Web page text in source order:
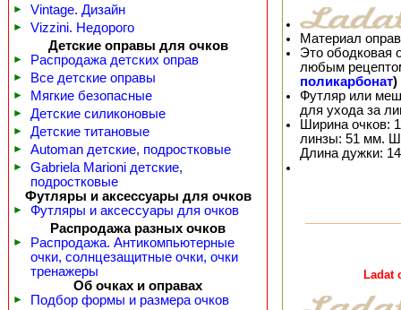
► Vintage. Дизайн
►
Vizzini. Недорого
Детские оправы для очков
► Распродажа детских оправ
► Все детские оправы
► Мягкие безопасные
► Детские силиконовые
► Детские титановые
► Automan детские, подростковые
►
Gabriela Marioni детские,
подростковые
Футляры и аксессуары для очков
►
Футляры и аксессуары для очков
Распродажа разных очков
►
Распродажа. Антикомпьютерные
очки, солнцезащитные очки, очки
тренажеры
Об очках и оправах
► Подбор формы и размера очков
Материал
Это ободковая
любым
поликарбонат)
Футляр или
для ухода за
Ширина очков:
линзы: 51 мм.
Длина дужки:
Ladat